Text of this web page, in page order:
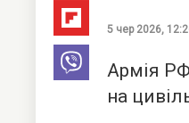
5 чер 2026,
Армія
на